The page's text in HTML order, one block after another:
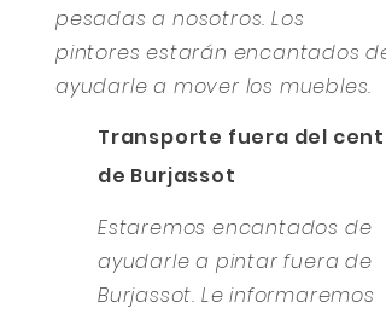
pesadas a nosotros. Los
pintores estarán encantados de
ayudarle a mover los muebles.
Transporte fuera del
de Burjassot
Estaremos encantados de
ayudarle a pintar fuera de
Burjassot. Le informaremos